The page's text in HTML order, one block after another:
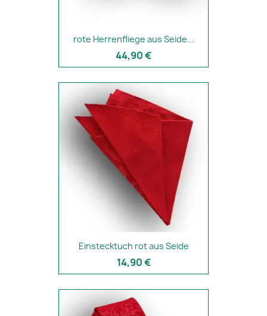
rote Herrenfliege aus Seide...
44,90 €
Einstecktuch rot aus Seide
14,90 €